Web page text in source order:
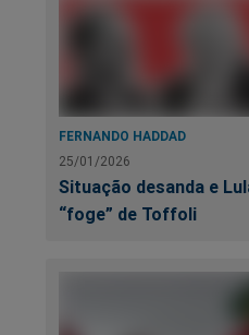
FERNANDO HADDAD
25/01/2026
Situação desanda e
“foge” de Toffoli